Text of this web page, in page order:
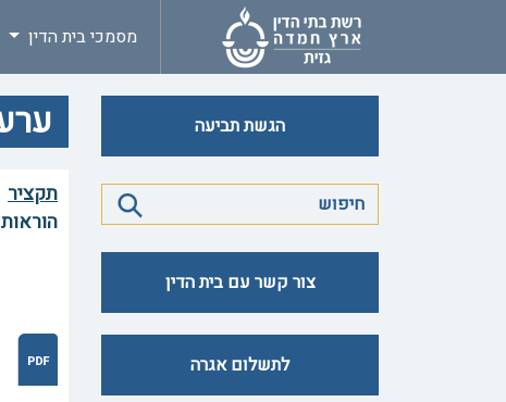
מסמכי בית הדין
הגשת תביעה
צור קשר עם בית הדין
לתשלום אגרה
תקציר